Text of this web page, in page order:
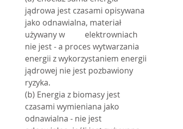
jądrowa jest czasami opisywana
jako odnawialna, materiał
używany w 	elektrowniach
nie jest - a proces wytwarzania
energii z wykorzystaniem energii
jądrowej nie jest pozbawiony
ryzyka.
(b) Energia z biomasy jest
czasami wymieniana jako
odnawialna - nie jest